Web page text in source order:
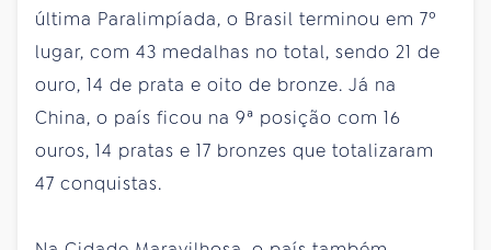
última Paralimpíada, o Brasil terminou em 7º
lugar, com 43 medalhas no total, sendo 21 de
ouro, 14 de prata e oito de bronze. Já na
China, o país ficou na 9ª posição com 16
ouros, 14 pratas e 17 bronzes que totalizaram
47 conquistas.